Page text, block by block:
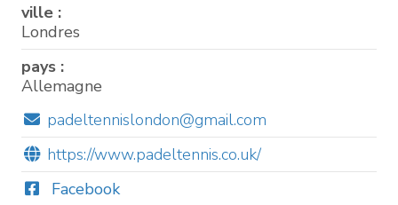
ville :
Londres
pays :
Allemagne
padeltennislondon@gmail.com
https://www.padeltennis.co.uk/
Facebook